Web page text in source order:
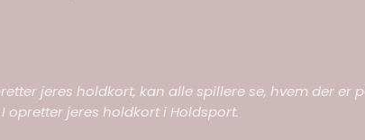
jeres holdkort, kan alle spillere se, hvem der
opretter jeres holdkort i Holdsport.